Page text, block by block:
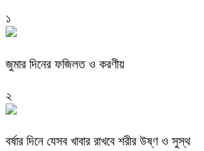
১
জুমার দিনের ফজিলত ও করণীয়
২
বর্ষার দিনে যেসব খাবার রাখবে শরীর উষ্ণ ও সুস্থ